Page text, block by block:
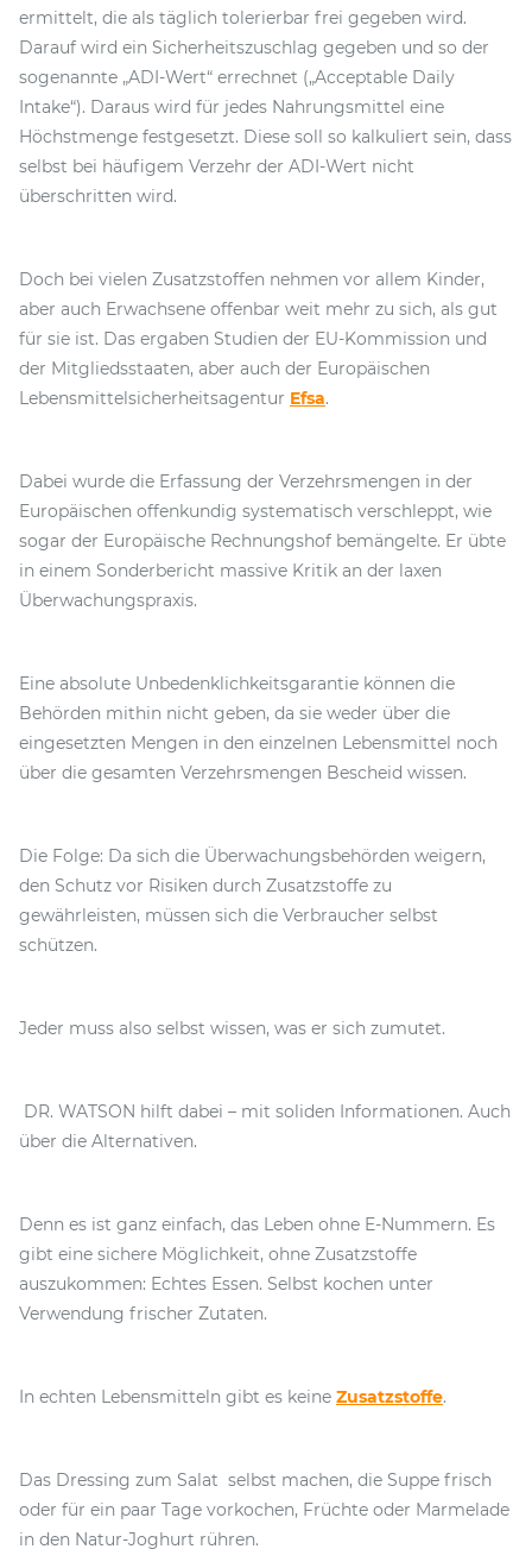
ermittelt, die als täglich tolerierbar frei gegeben wird.
Darauf wird ein Sicherheitszuschlag gegeben und so der
sogenannte „ADI-Wert“ errechnet („Acceptable Daily
Intake“). Daraus wird für jedes Nahrungsmittel eine
Höchstmenge festgesetzt. Diese soll so kalkuliert sein, dass
selbst bei häufigem Verzehr der ADI-Wert nicht
überschritten wird.
Doch bei vielen Zusatzstoffen nehmen vor allem Kinder,
aber auch Erwachsene offenbar weit mehr zu sich, als gut
für sie ist. Das ergaben Studien der EU-Kommission und
der Mitgliedsstaaten, aber auch der Europäischen
Lebensmittelsicherheitsagentur Efsa.
Dabei wurde die Erfassung der Verzehrsmengen in der
Europäischen offenkundig systematisch verschleppt, wie
sogar der Europäische Rechnungshof bemängelte. Er übte
in einem Sonderbericht massive Kritik an der laxen
Überwachungspraxis.
Eine absolute Unbedenklichkeitsgarantie können die
Behörden mithin nicht geben, da sie weder über die
eingesetzten Mengen in den einzelnen Lebensmittel noch
über die gesamten Verzehrsmengen Bescheid wissen.
Die Folge: Da sich die Überwachungsbehörden weigern,
den Schutz vor Risiken durch Zusatzstoffe zu
gewährleisten, müssen sich die Verbraucher selbst
schützen.
Jeder muss also selbst wissen, was er sich zumutet.
DR. WATSON hilft dabei – mit soliden Informationen. Auch
über die Alternativen.
Denn es ist ganz einfach, das Leben ohne E-Nummern. Es
gibt eine sichere Möglichkeit, ohne Zusatzstoffe
auszukommen: Echtes Essen. Selbst kochen unter
Verwendung frischer Zutaten.
In echten Lebensmitteln gibt es keine Zusatzstoffe.
Das Dressing zum Salat selbst machen, die Suppe frisch
oder für ein paar Tage vorkochen, Früchte oder Marmelade
in den Natur-Joghurt rühren.